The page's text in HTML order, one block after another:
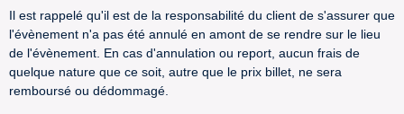
Il est rappelé qu'il est de la responsabilité du client de s'assurer que
l'évènement n'a pas été annulé en amont de se rendre sur le lieu
de l'évènement. En cas d'annulation ou report, aucun frais de
quelque nature que ce soit, autre que le prix billet, ne sera
remboursé ou dédommagé.